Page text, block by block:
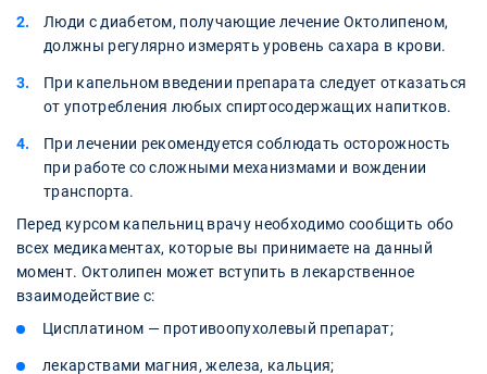
Люди с диабетом, получающие лечение Октолипеном,
должны регулярно измерять уровень сахара в крови.
При капельном введении препарата следует отказаться
от употребления любых спиртосодержащих напитков.
При лечении рекомендуется соблюдать осторожность
при работе со сложными механизмами и вождении
транспорта.
Перед курсом капельниц врачу необходимо сообщить обо
всех медикаментах, которые вы принимаете на данный
момент. Октолипен может вступить в лекарственное
взаимодействие с:
Цисплатином — противоопухолевый препарат;
лекарствами магния, железа, кальция;